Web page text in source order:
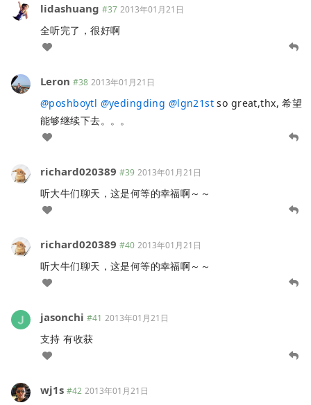
lidashuang #37 2013年01月21日
全听完了，很好啊
Leron #38 2013年01月21日
@poshboytl @yedingding @lgn21st so great,thx, 希望
能够继续下去。。。
richard020389 #39 2013年01月21日
听大牛们聊天，这是何等的幸福啊～～
richard020389 #40 2013年01月21日
听大牛们聊天，这是何等的幸福啊～～
jasonchi #41 2013年01月21日
支持 有收获
wj1s #42 2013年01月21日